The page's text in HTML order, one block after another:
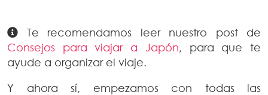
Te recomendamos leer nuestro post de
Consejos para viajar a Japón, para que te
ayude a organizar el viaje.
Y ahora sí, empezamos con todas las